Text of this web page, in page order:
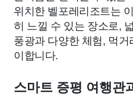
위치한 벨포레리조트는
히 느낄 수 있는 장소로,
풍광과 다양한 체험, 먹
이합니다.
스마트 증평 여행관